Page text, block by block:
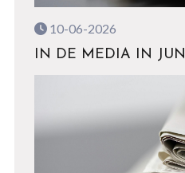
10-06-2026
IN DE MEDIA IN JUNI